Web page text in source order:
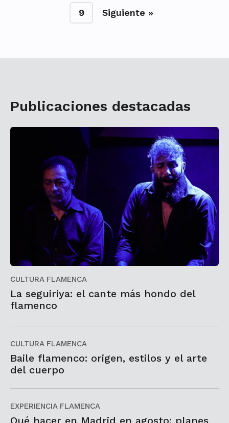
9 Siguiente »
Publicaciones destacadas
CULTURA FLAMENCA
La seguiriya: el cante más hondo del
flamenco
CULTURA FLAMENCA
Baile flamenco: origen, estilos y el arte
del cuerpo
EXPERIENCIA FLAMENCA